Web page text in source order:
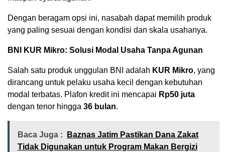
Dengan beragam opsi ini, nasabah dapat memilih produk
yang paling sesuai dengan kondisi dan skala usahanya.
BNI KUR Mikro: Solusi Modal Usaha Tanpa Agunan
Salah satu produk unggulan BNI adalah KUR Mikro, yang
dirancang untuk pelaku usaha kecil dengan kebutuhan
modal terbatas. Plafon kredit ini mencapai Rp50 juta
dengan tenor hingga 36 bulan.
Baca Juga :
Baznas Jatim Pastikan Dana Zakat
Tidak Digunakan untuk Program Makan Bergizi